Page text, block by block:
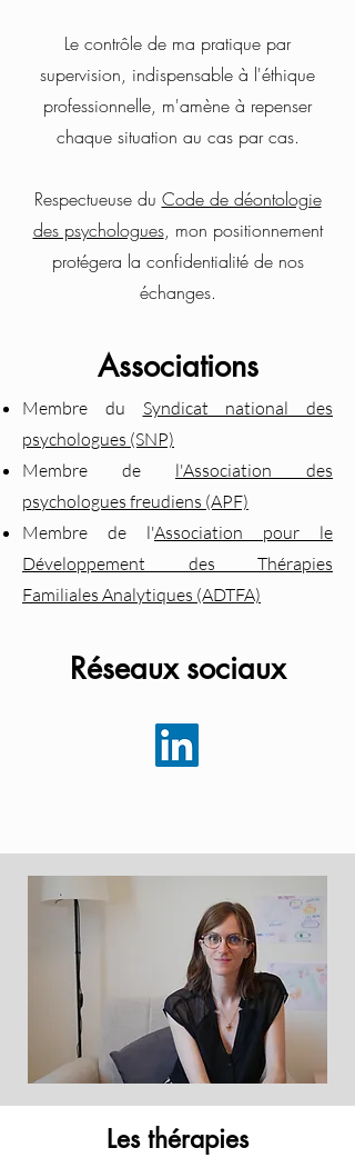
Le contrôle de ma pratique par
supervision, indispensable à l'éthique
professionnelle, m'amène à repenser
chaque situation au cas par cas.
Respectueuse du Code de déontologie
des psychologues, mon positionnement
protégera la confidentialité de nos
échanges.
Associations
Membre du Syndicat national des
psychologues (SNP)
Membre de l'Association des
psychologues freudiens ​ (APF)
Membre de l'Association pour le
Développement des Thérapies
Familiales Analytiques (ADTFA)
Réseaux sociaux
Les thérapies